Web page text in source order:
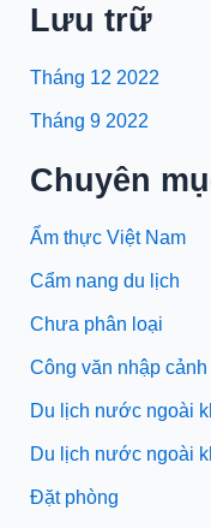
Lưu trữ
Tháng 12 2022
Tháng 9 2022
Chuyên
Ẩm thực Việt Nam
Cẩm nang du lịch
Chưa phân loại
Công văn nhập cảnh
Du lịch nước ngoài
Du lịch nước ngoài
Đặt phòng